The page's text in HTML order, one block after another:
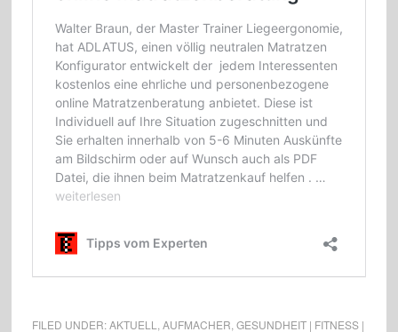
FILED UNDER:AKTUELL AUFMACHER GESUNDHEIT | FITNESS |